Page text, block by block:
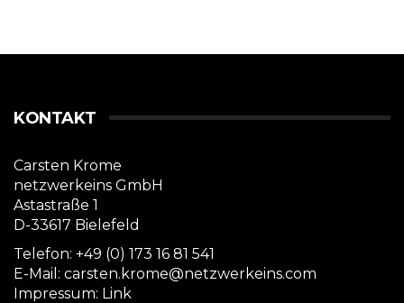
KONTAKT
Carsten Krome
netzwerkeins GmbH
Astastraße 1
D-33617 Bielefeld
Telefon: +49 (0) 173 16 81 541
E-Mail: carsten.krome@netzwerkeins.com
Impressum: Link